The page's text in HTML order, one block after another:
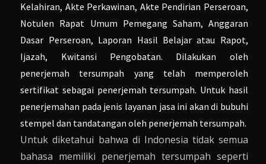
Kelahiran, Akte Perkawinan, Akte Pendirian Perseroan,
Notulen Rapat Umum Pemegang Saham, Anggaran
Dasar Perseroan, Laporan Hasil Belajar atau Rapot,
Ijazah, Kwitansi Pengobatan. Dilakukan oleh
penerjemah tersumpah yang telah memperoleh
sertifikat sebagai penerjemah tersumpah. Untuk hasil
penerjemahan pada jenis layanan jasa ini akan di bubuhi
stempel dan tandatangan oleh penerjemah tersumpah.
Untuk diketahui bahwa di Indonesia tidak semua
bahasa memiliki penerjemah tersumpah seperti